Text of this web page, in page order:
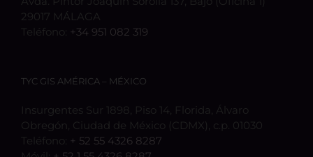
29017 MÁLAGA
Teléfono: +34 951 082 319
TYC GIS AMÉRICA – MÉXICO
Insurgentes Sur 1898, Piso 14, Florida, Álvaro
Obregón, Ciudad de México (CDMX), c.p. 01030
Teléfono: + 52 55 4326 8287